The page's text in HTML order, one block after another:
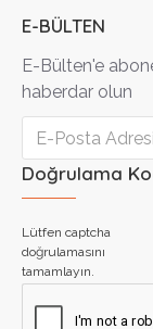
E-BÜLTEN
E-Bülten'e
haberdar olun
Doğrulama
Lütfen captcha
doğrulamasını
tamamlayın.